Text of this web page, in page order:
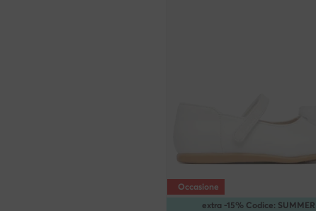
extra -15% Codice: SUMMER
Occasione